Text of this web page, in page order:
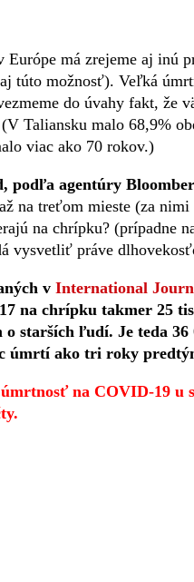
má zrejeme aj inú
túto možnosť). Veľká
do úvahy fakt, že
Taliansku malo 68,9%
viac ako 70 rokov.)
podľa agentúry
na treťom mieste (za
na chrípku? (prípadne
vysvetliť práve
v International
na chrípku takmer 25
o starších ľudí. Je teda
úmrtí ako tri roky
úmrtnosť na COVID-19